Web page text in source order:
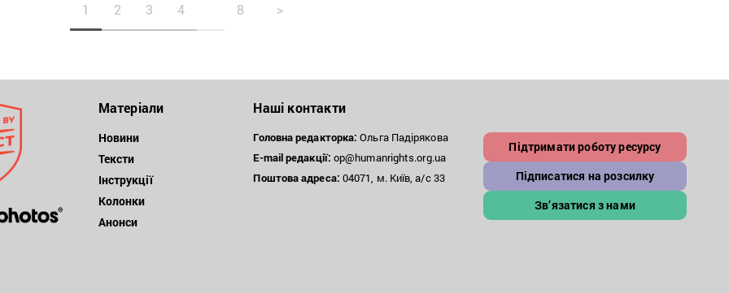
1 2 3 4 8 >
Матеріали
Новини
Тексти
Інструкції
Колонки
Анонси
Наші контакти
Головна редакторка: Ольга Падірякова
E-mail редакції: op@humanrights.org.ua
Поштоваадреса: 04071, м. Київ, а/с 33
Підтримати роботу ресурсу
Підписатися на розсилку
Зв’язатися з нами